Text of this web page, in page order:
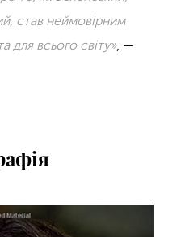
став неймовірним
для всього світу», —